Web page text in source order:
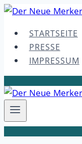
Skip
contentSTARTSEITE
PRESSE
IMPRESSUM